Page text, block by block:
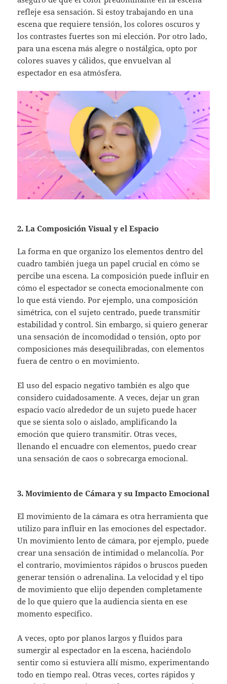
refleje esa sensación. Si estoy trabajando en una
escena que requiere tensión, los colores oscuros y
los contrastes fuertes son mi elección. Por otro lado,
para una escena más alegre o nostálgica, opto por
colores suaves y cálidos, que envuelvan al
espectador en esa atmósfera.
2. La Composición Visual y el Espacio
La forma en que organizo los elementos dentro del
cuadro también juega un papel crucial en cómo se
percibe una escena. La composición puede influir en
cómo el espectador se conecta emocionalmente con
lo que está viendo. Por ejemplo, una composición
simétrica, con el sujeto centrado, puede transmitir
estabilidad y control. Sin embargo, si quiero generar
una sensación de incomodidad o tensión, opto por
composiciones más desequilibradas, con elementos
fuera de centro o en movimiento.
El uso del espacio negativo también es algo que
considero cuidadosamente. A veces, dejar un gran
espacio vacío alrededor de un sujeto puede hacer
que se sienta solo o aislado, amplificando la
emoción que quiero transmitir. Otras veces,
llenando el encuadre con elementos, puedo crear
una sensación de caos o sobrecarga emocional.
3. Movimiento de Cámara y su Impacto Emocional
El movimiento de la cámara es otra herramienta que
utilizo para influir en las emociones del espectador.
Un movimiento lento de cámara, por ejemplo, puede
crear una sensación de intimidad o melancolía. Por
el contrario, movimientos rápidos o bruscos pueden
generar tensión o adrenalina. La velocidad y el tipo
de movimiento que elijo dependen completamente
de lo que quiero que la audiencia sienta en ese
momento específico.
A veces, opto por planos largos y fluidos para
sumergir al espectador en la escena, haciéndolo
sentir como si estuviera allí mismo, experimentando
todo en tiempo real. Otras veces, cortes rápidos y